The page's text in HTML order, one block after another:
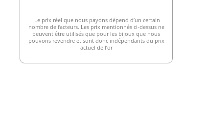
Le prix réel que nous payons dépend d’un certain
nombre de facteurs. Les prix mentionnés ci-dessus ne
peuvent être utilisés que pour les bijoux que nous
pouvons revendre et sont donc indépendants du prix
actuel de l’or